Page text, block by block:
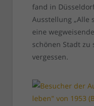
fand in
Ausstellung „Alle
eine
schönen Stadt
vergessen.